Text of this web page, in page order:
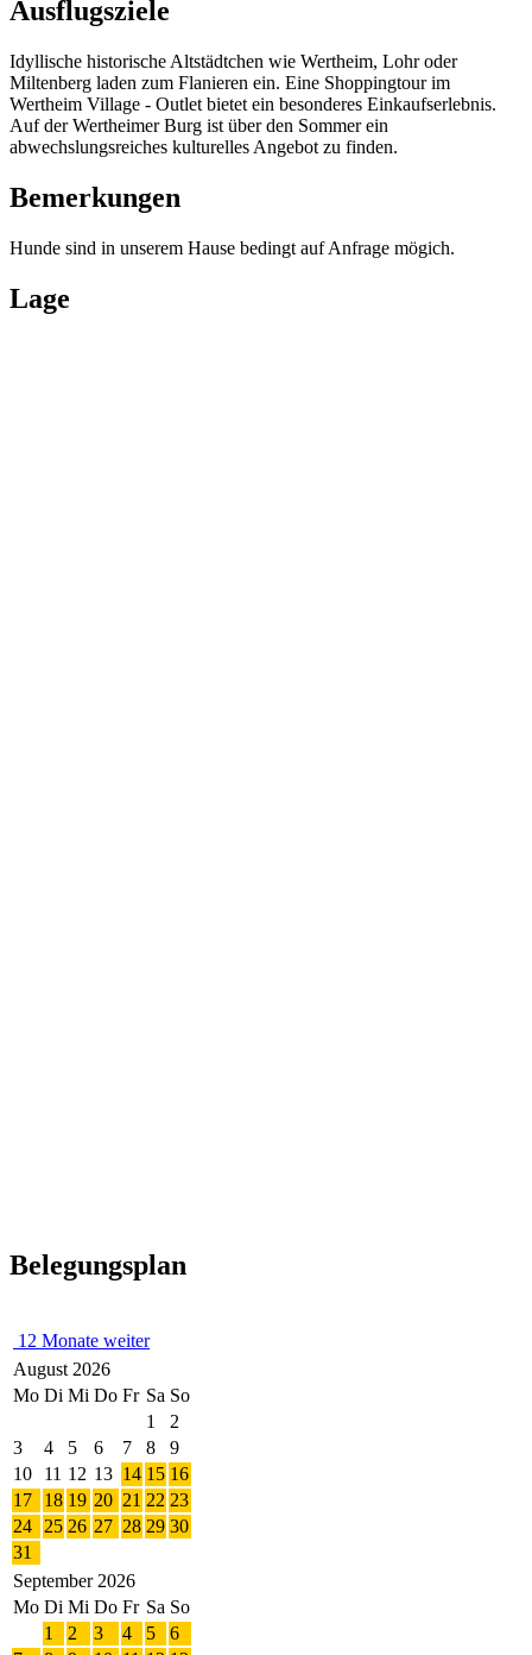
Ausflugsziele
Idyllische historische Altstädtchen wie Wertheim, Lohr oder
Miltenberg laden zum Flanieren ein. Eine Shoppingtour im
Wertheim Village - Outlet bietet ein besonderes Einkaufserlebnis.
Auf der Wertheimer Burg ist über den Sommer ein
abwechslungsreiches kulturelles Angebot zu finden.
Bemerkungen
Hunde sind in unserem Hause bedingt auf Anfrage mögich.
Lage
Belegungsplan
12 Monate weiter
August 2026
Mo Di Mi Do Fr Sa So
1
2
3
4 5 6 7 8
9
10
11 12 13 14 15 16
17
18 19 20 21 22 23
24
25 26 27 28 29 30
31
September 2026
Mo Di Mi Do Fr Sa So
1
2 3 4 5
6